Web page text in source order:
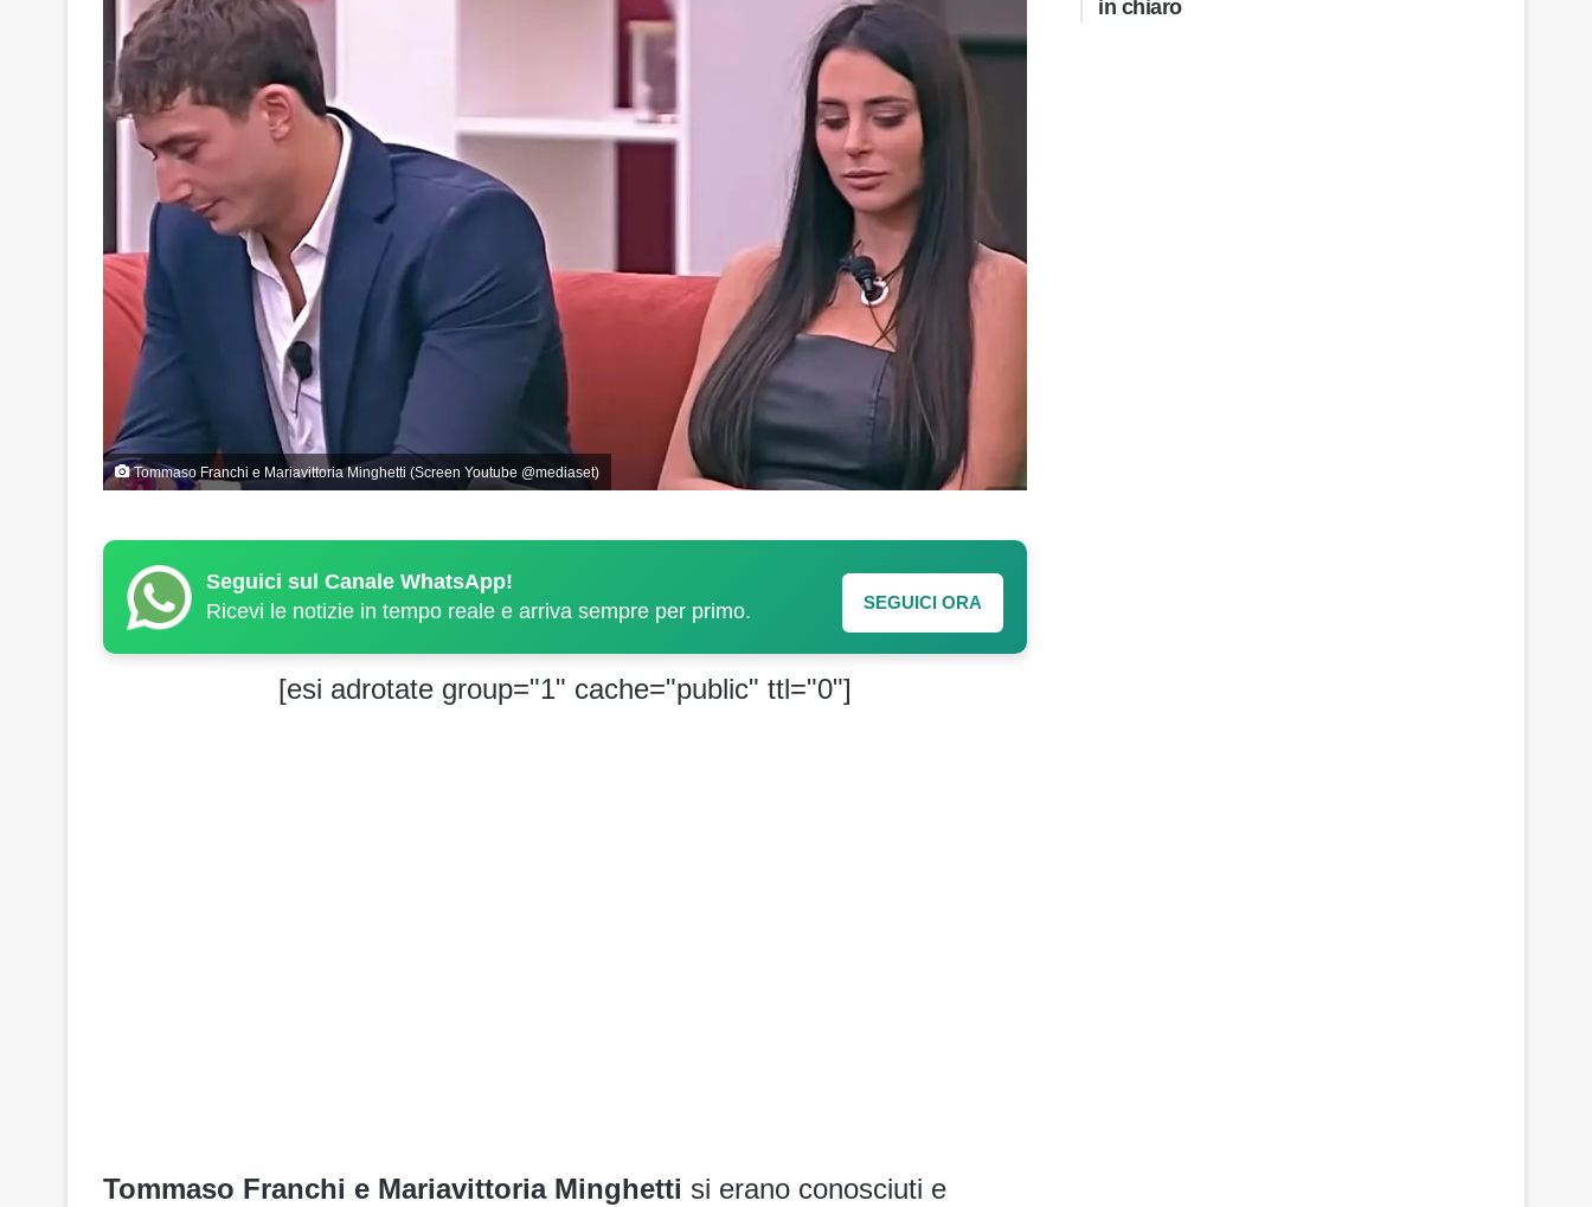
Tommaso Franchi e Mariavittoria Minghetti (Screen Youtube @mediaset)
Seguici sul Canale WhatsApp!
Ricevi le notizie in tempo reale e arriva sempre per primo.
SEGUICI ORA
[esi adrotate group="1" cache="public" ttl="0"]
Tommaso Franchi e Mariavittoria Minghetti si erano conosciuti e
in chiaro